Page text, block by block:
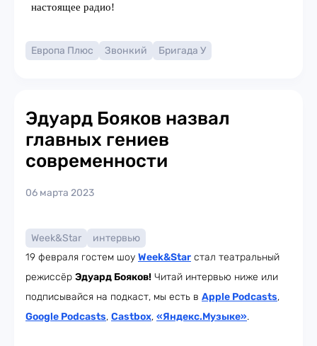
Европа Плюс Звонкий Бригада У
Эдуард Бояков назвал
главных гениев
современности
06 марта 2023
Week&Star
интервью
19 февраля гостем шоу Week&Star стал театральный
режиссёр Эдуард Бояков! Читай интервью ниже или
подписывайся на подкаст, мы есть в Apple Podcasts,
Google Podcasts, Castbox, «Яндекс.Музыке».